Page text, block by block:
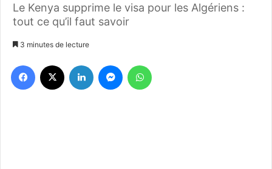
Le Kenya supprime le visa pour les Algériens :
tout ce qu’il faut savoir
3 minutes de lecture